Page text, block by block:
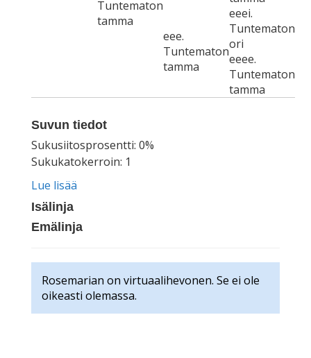
Tuntematon
tamma
eee.
Tuntematon
tamma
eeei.
Tuntematon
ori
eeee.
Tuntematon
tamma
Suvun tiedot
Sukusiitosprosentti: 0%
Sukukatokerroin: 1
Lue lisää
Isälinja
Emälinja
Rosemarian on virtuaalihevonen. Se ei ole
oikeasti olemassa.